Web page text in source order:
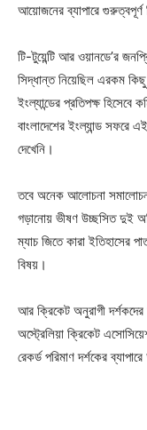
আয়োজনের ব্যাপারে
টি-টুয়েন্টি আর ওয়ানডে’র
সিদ্ধান্ত নিয়েছিল এরকম
ইংল্যান্ডের প্রতিপক্ষ হিসেবে
বাংলাদেশের ইংল্যান্ড
দেখেনি।
তবে অনেক আলোচনা
গড়ানোয় ভীষণ উচ্ছসিত দুই
ম্যাচ জিতে কারা ইতিহাসের
বিষয়।
আর ক্রিকেট অনুরাগী
অস্ট্রেলিয়া ক্রিকেট
রেকর্ড পরিমাণ দর্শকের